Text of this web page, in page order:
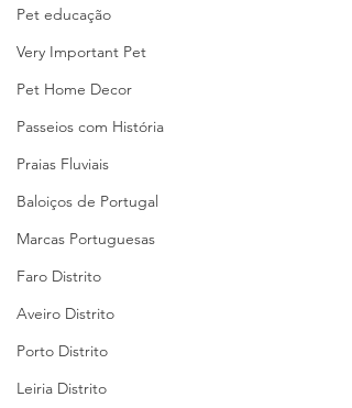
Pet educação
Very Important Pet
Pet Home Decor
Passeios com História
Praias Fluviais
Baloiços de Portugal
Marcas Portuguesas
Faro Distrito
Aveiro Distrito
Porto Distrito
Leiria Distrito